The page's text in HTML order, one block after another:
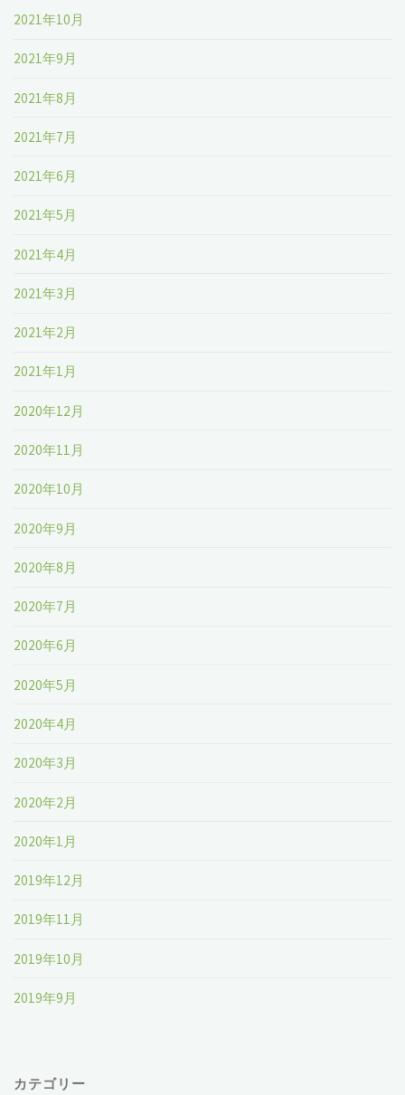
2021年10月
2021年9月
2021年8月
2021年7月
2021年6月
2021年5月
2021年4月
2021年3月
2021年2月
2021年1月
2020年12月
2020年11月
2020年10月
2020年9月
2020年8月
2020年7月
2020年6月
2020年5月
2020年4月
2020年3月
2020年2月
2020年1月
2019年12月
2019年11月
2019年10月
2019年9月
カテゴリー